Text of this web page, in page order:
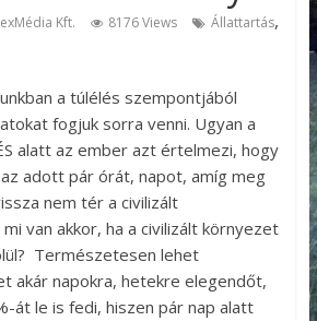
Kft. 8176 Views Állattartás,
a túlélés szempontjából
fogjuk sorra venni. Ugyan a
alatt az ember azt értelmezi, hogy
adott pár órát, napot, amíg meg
nem tér a civilizált
van akkor, ha a civilizált környezet
Természetesen lehet
akár napokra, hetekre elegendőt,
át le is fedi, hiszen pár nap alatt